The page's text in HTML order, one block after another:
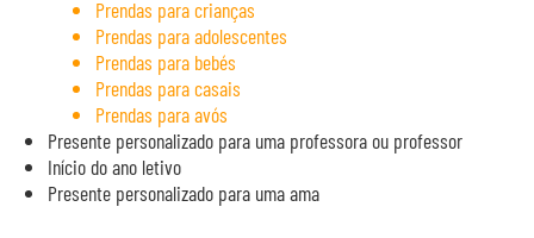
Prendas para crianças
Prendas para adolescentes
Prendas para bebés
Prendas para casais
Prendas para avós
Presente personalizado para uma professora ou professor
Início do ano letivo
Presente personalizado para uma ama